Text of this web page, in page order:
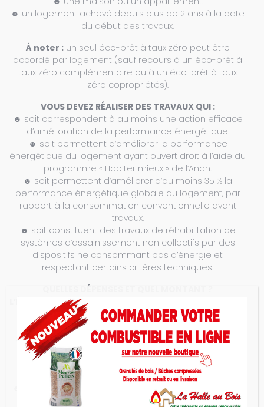
☻ un logement achevé depuis plus de 2 ans à la date
du début des travaux.
À noter :un seul éco-prêt à taux zéro peut être
accordé par logement (sauf recours à un éco-prêt à
taux zéro complémentaire ou à un éco-prêt à taux
zéro copropriétés).
VOUS DEVEZ RÉALISER DES TRAVAUX QUI :
☻ soit correspondent à au moins une action efficace
d’amélioration de la performance énergétique.
☻ soit permettent d’améliorer la performance
énergétique du logement ayant ouvert droit à l’aide du
programme « Habiter mieux » de l’Anah.
☻ soit permettent d’améliorer d’au moins 35 % la
performance énergétique globale du logement, par
rapport à la consommation conventionnelle avant
travaux.
☻ soit constituent des travaux de réhabilitation de
systèmes d’assainissement non collectifs par des
dispositifs ne consommant pas d’énergie et
respectant certains critères techniques.
QUELLES DÉPENSES ET QUEL MONTANT ?
L’ÉCO-PRÊT À TAUX ZÉRO PEUT FINANCER LES DÉPENSES
SUIVANTES :
☻ le coût de la fourniture et de la pose des
équipements, produits et ouvrages nécessaires à la
réalisation des travaux d’économie d’énergie.
☻ le coût de la dépose et de la mise en décharge
des ouvrages, produits et équipements existants.
☻ le coût des travaux nécessaires, indissociablement
liés aux travaux d’économie d’énergie.